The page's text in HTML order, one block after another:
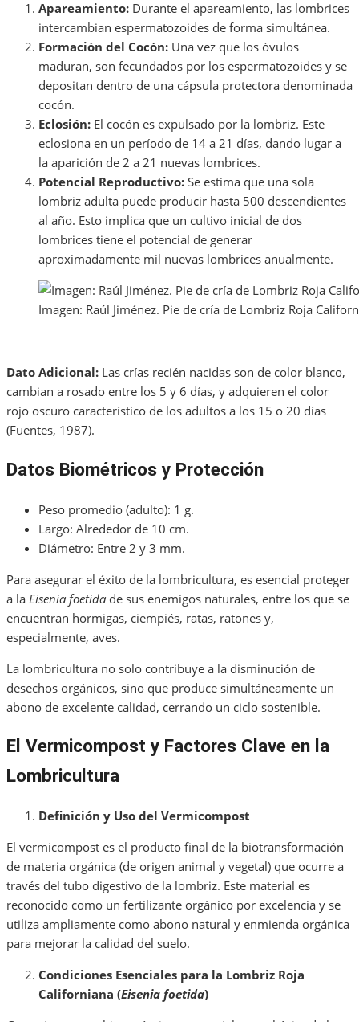
Apareamiento: Durante el apareamiento, las lombrices
intercambian espermatozoides de forma simultánea.
Formación del Cocón: Una vez que los óvulos
maduran, son fecundados por los espermatozoides y se
depositan dentro de una cápsula protectora denominada
cocón.
Eclosión: El cocón es expulsado por la lombriz. Este
eclosiona en un período de 14 a 21 días, dando lugar a
la aparición de 2 a 21 nuevas lombrices.
Potencial Reproductivo: Se estima que una sola
lombriz adulta puede producir hasta 500 descendientes
al año. Esto implica que un cultivo inicial de dos
lombrices tiene el potencial de generar
aproximadamente mil nuevas lombrices anualmente.
Imagen: Raúl Jiménez. Pie de cría de Lombriz Roja
Dato Adicional: Las crías recién nacidas son de color blanco,
cambian a rosado entre los 5 y 6 días, y adquieren el color
rojo oscuro característico de los adultos a los 15 o 20 días
(Fuentes, 1987).
Datos Biométricos y Protección
Peso promedio (adulto): 1 g.
Largo: Alrededor de 10 cm.
Diámetro: Entre 2 y 3 mm.
Para asegurar el éxito de la lombricultura, es esencial proteger
a la Eisenia foetida de sus enemigos naturales, entre los que se
encuentran hormigas, ciempiés, ratas, ratones y,
especialmente, aves.
La lombricultura no solo contribuye a la disminución de
desechos orgánicos, sino que produce simultáneamente un
abono de excelente calidad, cerrando un ciclo sostenible.
El Vermicompost y Factores Clave en la
Lombricultura
Definición y Uso del Vermicompost
El vermicompost es el producto final de la biotransformación
de materia orgánica (de origen animal y vegetal) que ocurre a
través del tubo digestivo de la lombriz. Este material es
reconocido como un fertilizante orgánico por excelencia y se
utiliza ampliamente como abono natural y enmienda orgánica
para mejorar la calidad del suelo.
Condiciones Esenciales para la Lombriz Roja
Californiana (Eisenia foetida)